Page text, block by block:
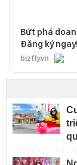
Bứt phá
Đăng ký ngay!
bizfly.vn